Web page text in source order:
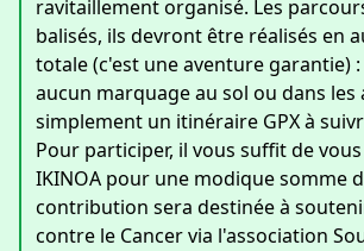
ravitaillement organisé. Les
balisés, ils devront être réalisés en
totale (c'est une aventure garantie)
aucun marquage au sol ou dans les
simplement un itinéraire GPX à
Pour participer, il vous suffit de
IKINOA pour une modique somme
contribution sera destinée à
contre le Cancer via l'association